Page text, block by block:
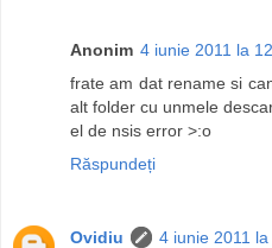
Anonim 4 iunie 2011 la
frate am dat rename si
alt folder cu unmele
el de nsis error >:o
Răspundeți
Ovidiu
4 iunie 2011 la